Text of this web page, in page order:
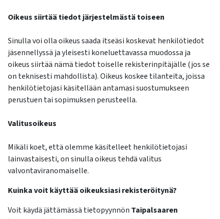
Oikeus siirtää tiedot järjestelmästä toiseen
Sinulla voi olla oikeus saada itseäsi koskevat henkilötiedot
jäsennellyssä ja yleisesti koneluettavassa muodossa ja
oikeus siirtää nämä tiedot toiselle rekisterinpitäjälle (jos se
on teknisesti mahdollista). Oikeus koskee tilanteita, joissa
henkilötietojasi käsitellään antamasi suostumukseen
perustuen tai sopimuksen perusteella.
Valitusoikeus
Mikäli koet, että olemme käsitelleet henkilötietojasi
lainvastaisesti, on sinulla oikeus tehdä valitus
valvontaviranomaiselle.
Kuinka voit käyttää oikeuksiasi rekisteröitynä?
Voit käydä jättämässä tietopyynnön Taipalsaaren